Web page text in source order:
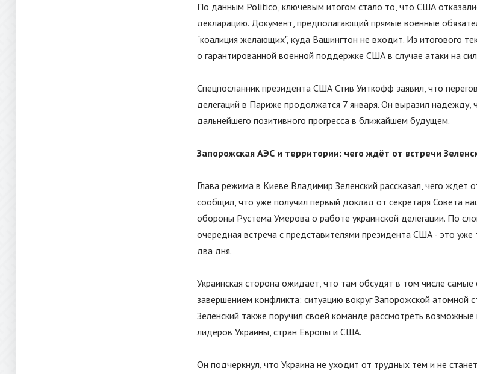
По данным Politico, ключевым итогом стало то, что США
декларацию. Документ, предполагающий прямые военные
"коалиция желающих", куда Вашингтон не входит. Из итогового
о гарантированной военной поддержке США в случае атаки на
Спецпосланник президента США Стив Уиткофф заявил, что
делегаций в Париже продолжатся 7 января. Он выразил надежду,
дальнейшего позитивного прогресса в ближайшем будущем.
Запорожская АЭС и территории: чего ждёт от встречи
Глава режима в Киеве Владимир Зеленский рассказал, чего ждет
сообщил, что уже получил первый доклад от секретаря Совета
обороны Рустема Умерова о работе украинской делегации. По
очередная встреча с представителями президента США - это уже
два дня.
Украинская сторона ожидает, что там обсудят в том числе
завершением конфликта: ситуацию вокруг Запорожской атомной
Зеленский также поручил своей команде рассмотреть возможные
лидеров Украины, стран Европы и США.
Он подчеркнул, что Украина не уходит от трудных тем и не